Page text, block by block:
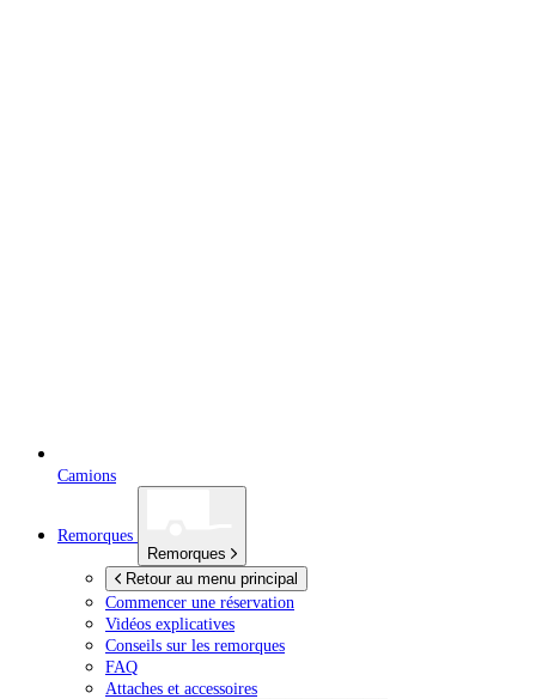
Camions
Remorques
Remorques
Retour au menu principal
Commencer une réservation
Vidéos explicatives
Conseils sur les remorques
FAQ
Attaches et accessoires